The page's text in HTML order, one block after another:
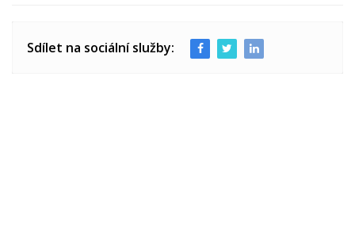
Sdílet na sociální služby: